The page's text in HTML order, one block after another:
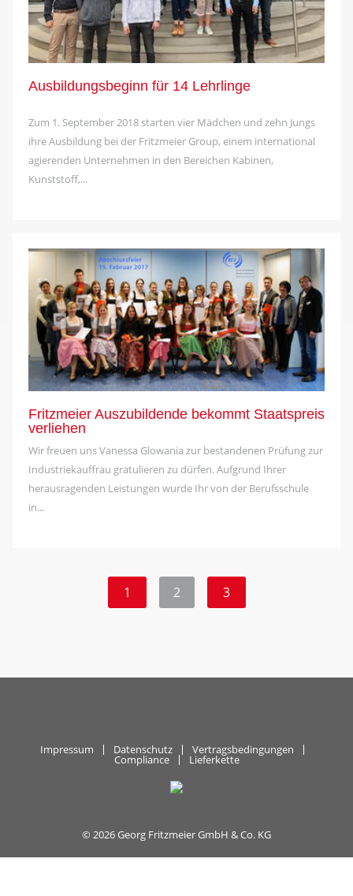
Ausbildungsbeginn für 14 Lehrlinge
Zum 1. September 2018 starten vier Mädchen und zehn Jungs
ihre Ausbildung bei der Fritzmeier Group, einem international
agierenden Unternehmen in den Bereichen Kabinen,
Kunststoff,...
Fritzmeier Auszubildende bekommt Staatspreis
verliehen
Wir freuen uns Vanessa Glowania zur bestandenen Prüfung zur
Industriekauffrau gratulieren zu dürfen. Aufgrund Ihrer
herausragenden Leistungen wurde Ihr von der Berufsschule
in...
1 2 3
Impressum Datenschutz Vertragsbedingungen
Compliance Lieferkette
© 2026 Georg Fritzmeier GmbH & Co. KG